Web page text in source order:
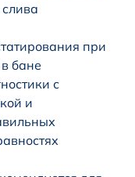
при
бане
с
и